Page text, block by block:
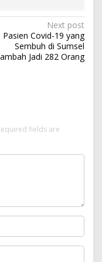
Next post
Pasien Covid-19 yang
Sembuh di Sumsel
Jadi 282 Orang
fields are